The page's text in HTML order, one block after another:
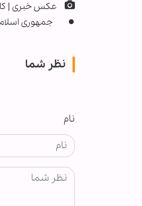
عکس خبری |
جمهوری
نظر شما
نام